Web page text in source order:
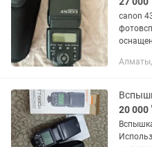
canon
Алматы,
20 000